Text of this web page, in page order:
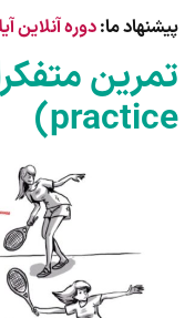
پیشنهاد ما:دوره آنلاین
practice)